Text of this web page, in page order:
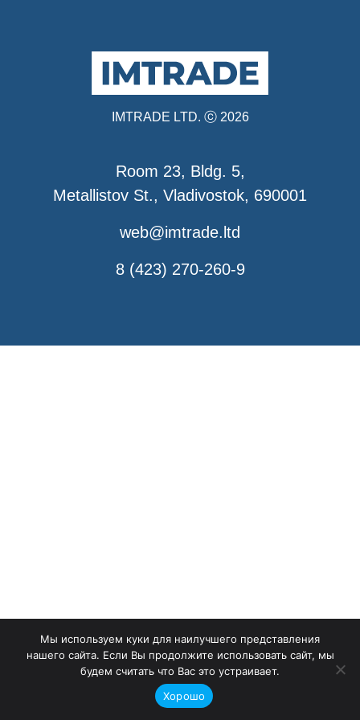
IMTRADE LTD. ⓒ 2026
Room 23, Bldg. 5,
Metallistov St., Vladivostok, 690001
web@imtrade.ltd
8 (423) 270-260-9
Мы используем куки для наилучшего представления
нашего сайта. Если Вы продолжите использовать сайт, мы
будем считать что Вас это устраивает.
Хорошо